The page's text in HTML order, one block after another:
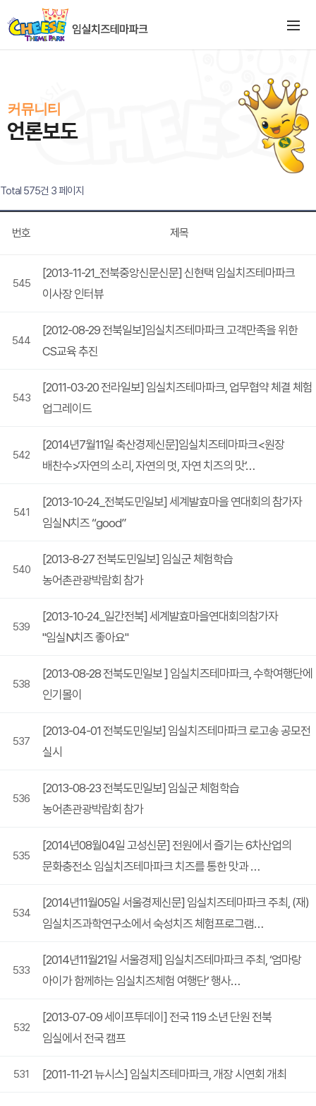
커뮤니티
언론보도
Total 575건 3 페이지
번호 제목
545
[2013-11-21_전북중앙신문신문] 신현택 임실치즈테마파크
이사장 인터뷰
544
[2012-08-29 전북일보]임실치즈테마파크 고객만족을 위한
CS교육 추진
543
[2011-03-20 전라일보] 임실치즈테마파크, 업무협약 체결 체험
업그레이드
542
[2014년7월11일 축산경제신문]임실치즈테마파크<원장
배찬수>‘자연의 소리, 자연의 멋, 자연 치즈의 맛’…
541
[2013-10-24_전북도민일보] 세계발효마을 연대회의 참가자
임실N치즈 “good”
540
[2013-8-27 전북도민일보] 임실군 체험학습
농어촌관광박람회 참가
539
[2013-10-24_일간전북] 세계발효마을연대회의참가자
"임실N치즈 좋아요"
538
[2013-08-28 전북도민일보 ] 임실치즈테마파크, 수학여행단에
인기몰이
537
[2013-04-01 전북도민일보] 임실치즈테마파크 로고송 공모전
실시
536
[2013-08-23 전북도민일보] 임실군 체험학습
농어촌관광박람회 참가
535
[2014년08월04일 고성신문] 전원에서 즐기는 6차산업의
문화충전소 임실치즈테마파크 치즈를 통한 맛과 …
534
[2014년11월05일 서울경제신문] 임실치즈테마파크 주최, (재)
임실치즈과학연구소에서 숙성치즈 체험프로그램…
533
[2014년11월21일 서울경제] 임실치즈테마파크 주최, ‘엄마랑
아이가 함께하는 임실치즈체험 여행단’ 행사…
532
[2013-07-09 세이프투데이] 전국 119 소년 단원 전북
임실에서 전국 캠프
531 [2011-11-21 뉴시스] 임실치즈테마파크, 개장 시연회 개최